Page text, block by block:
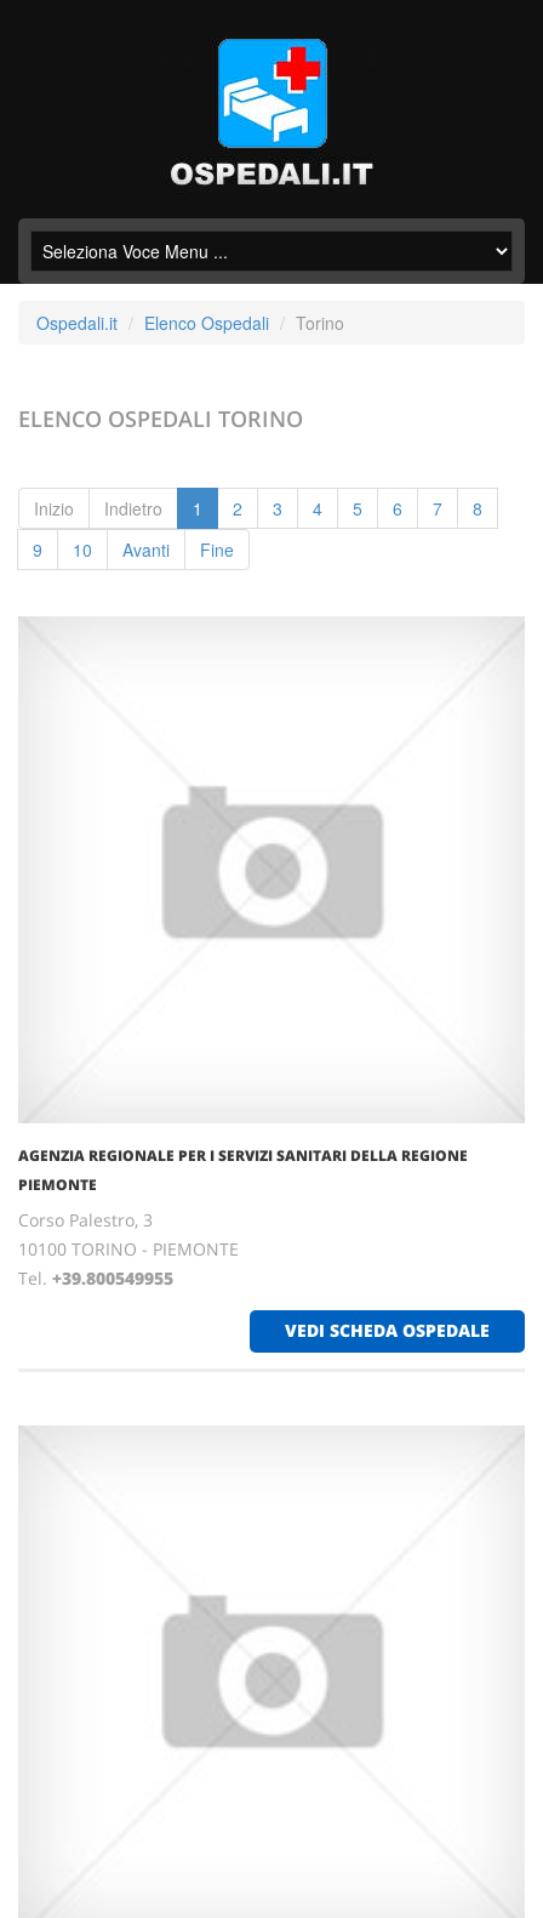
Ospedali.it Elenco Ospedali Torino
ELENCO OSPEDALI TORINO
Inizio Indietro 1 2 3 4 5 6 7
8
9
10 Avanti Fine
AGENZIA REGIONALE PER I SERVIZI SANITARI DELLA REGIONE
PIEMONTE
Corso Palestro, 3
10100 TORINO - PIEMONTE
Tel. +39.800549955
VEDI SCHEDA OSPEDALE